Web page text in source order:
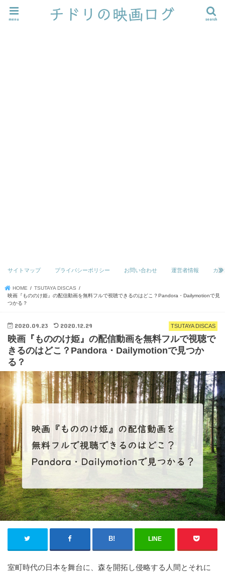
search
menu
サイトマップ プライバシーポリシー お問い合わせ 運営者情報 カ
HOME
TSUTAYA DISCAS
映画『もののけ姫』の配信動画を無料フルで視聴できるのはどこ？Pandora・Dailymotionで見
つかる？
TSUTAYA DISCAS
2020.09.23 2020.12.29
映画『もののけ姫』の配信動画を無料フルで視聴で
きるのはどこ？Pandora・Dailymotionで見つか
る？
LINE
室町時代の日本を舞台に、森を開拓し侵略する人間とそれに